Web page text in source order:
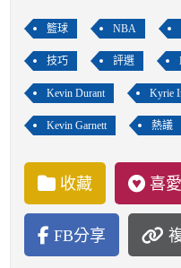
籃球 NBA
技巧 評選
Kevin Durant Kyrie
Kevin Garnett 熱議
收藏 喜愛
FB分享